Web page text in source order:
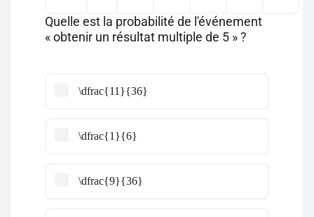
Quelle est la probabilité de l'événement
« obtenir un résultat multiple de 5 » ?
\dfrac{11}{36}
\dfrac{1}{6}
\dfrac{9}{36}